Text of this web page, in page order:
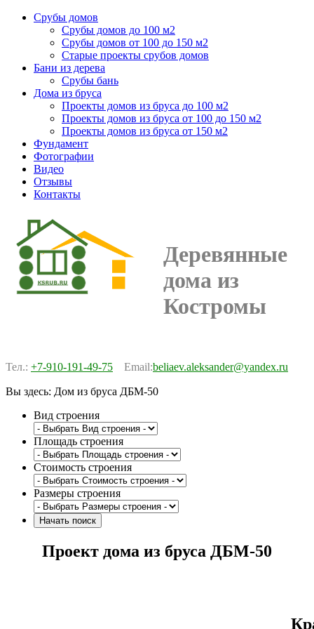
Срубы домов
Срубы домов до 100 м2
Срубы домов от 100 до 150 м2
Старые проекты срубов домов
Бани из дерева
Срубы бань
Дома из бруса
Проекты домов из бруса до 100 м2
Проекты домов из бруса от 100 до 150 м2
Проекты домов из бруса от 150 м2
Фундамент
Фотографии
Видео
Отзывы
Контакты
Деревянные
дома из
Костромы
Тел.: +7-910-191-49-75 Email:beliaev.aleksander@yandex.ru
Вы здесь: Дом из бруса ДБМ-50
Вид строения
Площадь строения
Стоимость строения
Размеры строения
Проект дома из бруса ДБМ-50